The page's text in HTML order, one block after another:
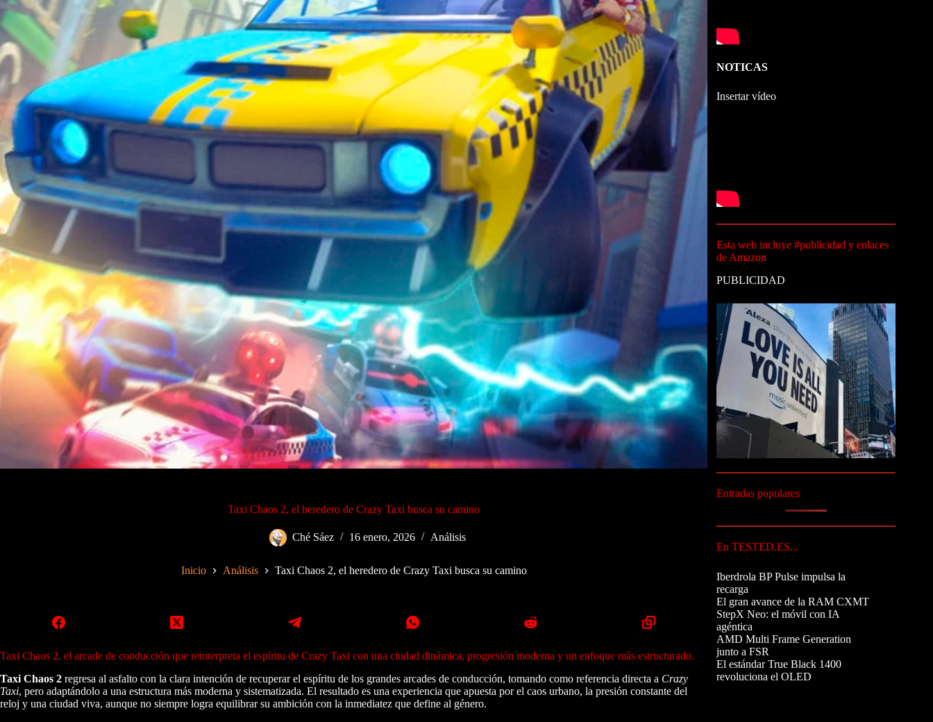
Taxi Chaos 2, el heredero de Crazy Taxi busca su camino
Ché Sáez 16 enero, 2026 Análisis
Inicio Análisis Taxi Chaos 2, el heredero de Crazy Taxi busca su camino
Taxi Chaos 2, el arcade de conducción que reinterpreta el espíritu de Crazy Taxi con una ciudad dinámica, progresión moderna y un enfoque más estructurado.
Taxi Chaos 2 regresa al asfalto con la clara intención de recuperar el espíritu de los grandes arcades de conducción, tomando como referencia directa a Crazy
Taxi, pero adaptándolo a una estructura más moderna y sistematizada. El resultado es una experiencia que apuesta por el caos urbano, la presión constante del
reloj y una ciudad viva, aunque no siempre logra equilibrar su ambición con la inmediatez que define al género.
NOTICAS
Insertar vídeo
Esta web incluye #publicidad y enlaces
de Amazon
PUBLICIDAD
Entradas populares
En TESTED.ES...
Iberdrola BP Pulse impulsa la
recarga
El gran avance de la RAM CXMT
StepX Neo: el móvil con IA
agéntica
AMD Multi Frame Generation
junto a FSR
El estándar True Black 1400
revoluciona el OLED